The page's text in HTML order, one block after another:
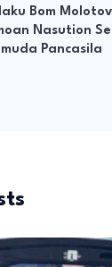
Bom
Nasution
Pancasila